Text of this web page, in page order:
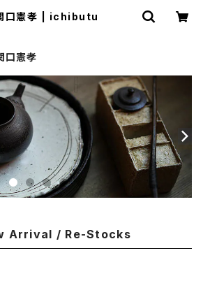
口憲孝 | ichibutu
口憲孝
Arrival / Re-Stocks